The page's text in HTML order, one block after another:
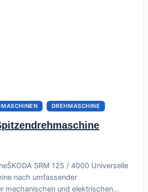
DREHMASCHINE
SRM 125 / 4000 Universelle
nach umfassender
mechanischen und elektrischen